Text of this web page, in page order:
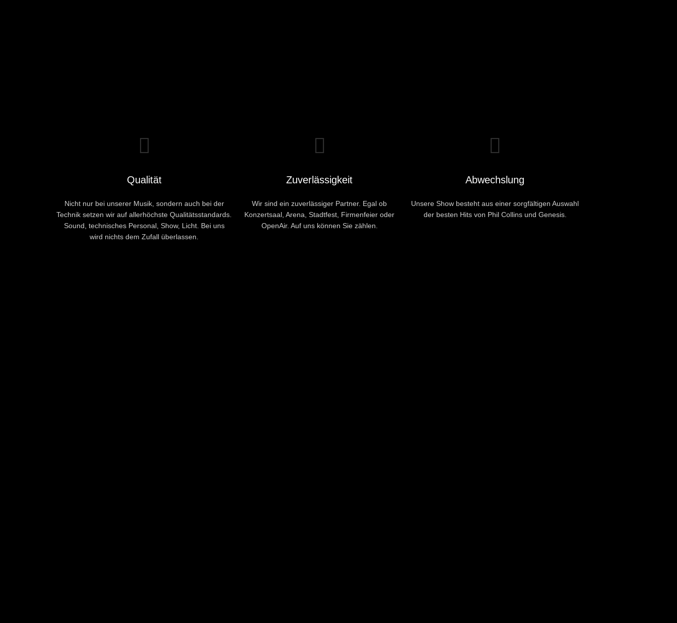
Qualität
Nicht nur bei unserer Musik, sondern auch bei der
Technik setzen wir auf allerhöchste Qualitätsstandards.
Sound, technisches Personal, Show, Licht. Bei uns
wird nichts dem Zufall überlassen.
Zuverlässigkeit
Wir sind ein zuverlässiger Partner. Egal ob
Konzertsaal, Arena, Stadtfest, Firmenfeier oder
OpenAir. Auf uns können Sie zählen.
Abwechslung
Unsere Show besteht aus einer sorgfältigen Auswahl
der besten Hits von Phil Collins und Genesis.